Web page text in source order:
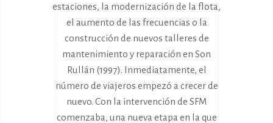
estaciones, la modernización de la flota,
el aumento de las frecuencias o la
construcción de nuevos talleres de
mantenimiento y reparación en Son
Rullán (1997). Inmediatamente, el
número de viajeros empezó a crecer de
nuevo. Con la intervención de SFM
comenzaba, una nueva etapa en la que